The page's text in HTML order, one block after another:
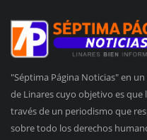
"Séptima Página Noticias" en
de Linares cuyo objetivo es
través de un periodismo que
sobre todo los derechos